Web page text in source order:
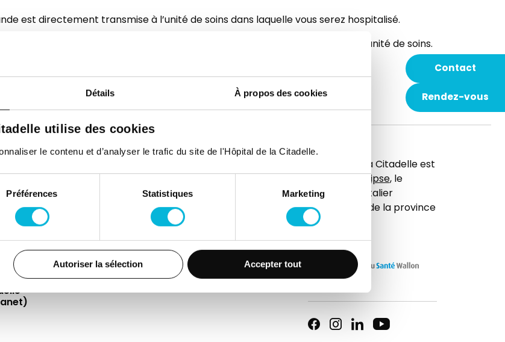
Détails À propos des cookies
utilise des cookies
le contenu et d’analyser le trafic du site de l'Hôpital de la Citadelle.
Préférences Statistiques Marketing
Autoriser la sélection Accepter tout
Contact
Rendez-vous
est directement transmise à l’unité de soins dans laquelle vous serez hospitalisé.
pouvez le spécifier à notre collègue, qui transmettra l’information dans l’unité de soins.
et nous tentons de respecter au mieux votre choix.
de
et
Événements
L’hôpital de la Citadelle est
membre d'Elipse, le
réseau hospitalier
universitaire de la province
de Liège.